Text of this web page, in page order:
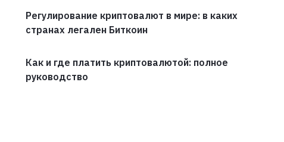
Регулирование криптовалют в мире: в каких
странах легален Биткоин
Как и где платить криптовалютой: полное
руководство